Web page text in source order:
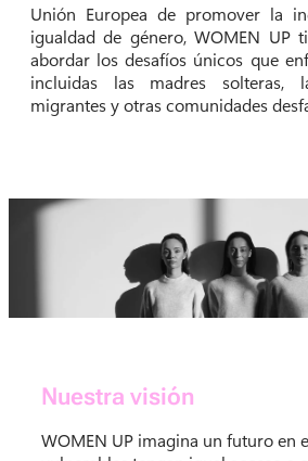
Unión Europea de promover la
igualdad de género, WOMEN UP
abordar los desafíos únicos que
incluidas las madres solteras,
migrantes y otras comunidades
Nuestra visión
WOMEN UP imagina un futuro en